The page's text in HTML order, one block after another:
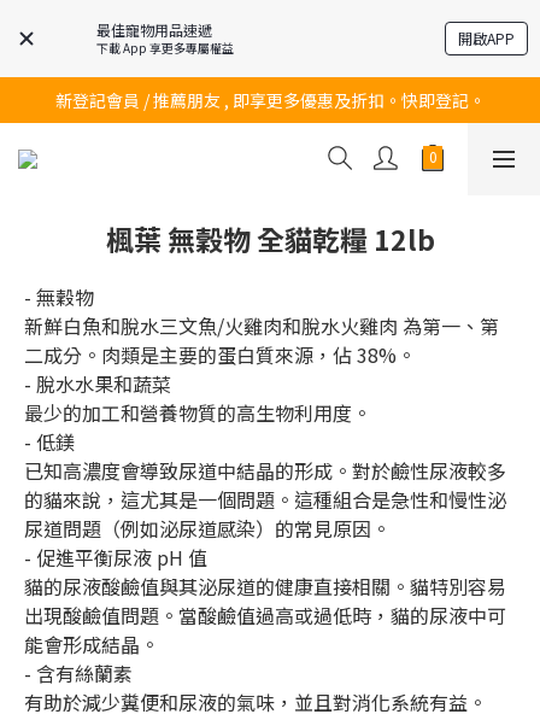
最佳寵物用品速遞
下載 App 享更多專屬權益 開啟APP
訂購滿$200 即可免費送貨!
訂購滿$200 即可免費送貨!
新登記會員 / 推薦朋友 , 即享更多優惠及折扣。快即登記。
訂購滿$200 即可免費送貨!
楓葉 無穀物 全貓乾糧 12lb
- 無穀物
新鮮白魚和脫水三文魚/火雞肉和脫水火雞肉 為第一、第
二成分。肉類是主要的蛋白質來源，佔 38%。
- 脫水水果和蔬菜
最少的加工和營養物質的高生物利用度。
- 低鎂
已知高濃度會導致尿道中結晶的形成。對於鹼性尿液較多
的貓來說，這尤其是一個問題。這種組合是急性和慢性泌
尿道問題（例如泌尿道感染）的常見原因。
- 促進平衡尿液 pH 值
貓的尿液酸鹼值與其泌尿道的健康直接相關。貓特別容易
出現酸鹼值問題。當酸鹼值過高或過低時，貓的尿液中可
能會形成結晶。
- 含有絲蘭素
有助於減少糞便和尿液的氣味，並且對消化系統有益。